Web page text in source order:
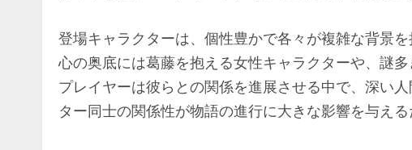
登場キャラクターは、個性豊かで各々が複雑な背景
心の奥底には葛藤を抱える女性キャラクターや、謎
プレイヤーは彼らとの関係を進展させる中で、深い
ター同士の関係性が物語の進行に大きな影響を与え